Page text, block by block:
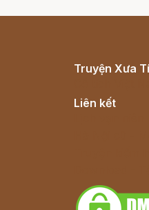
Truyện Xưa
Liên kết